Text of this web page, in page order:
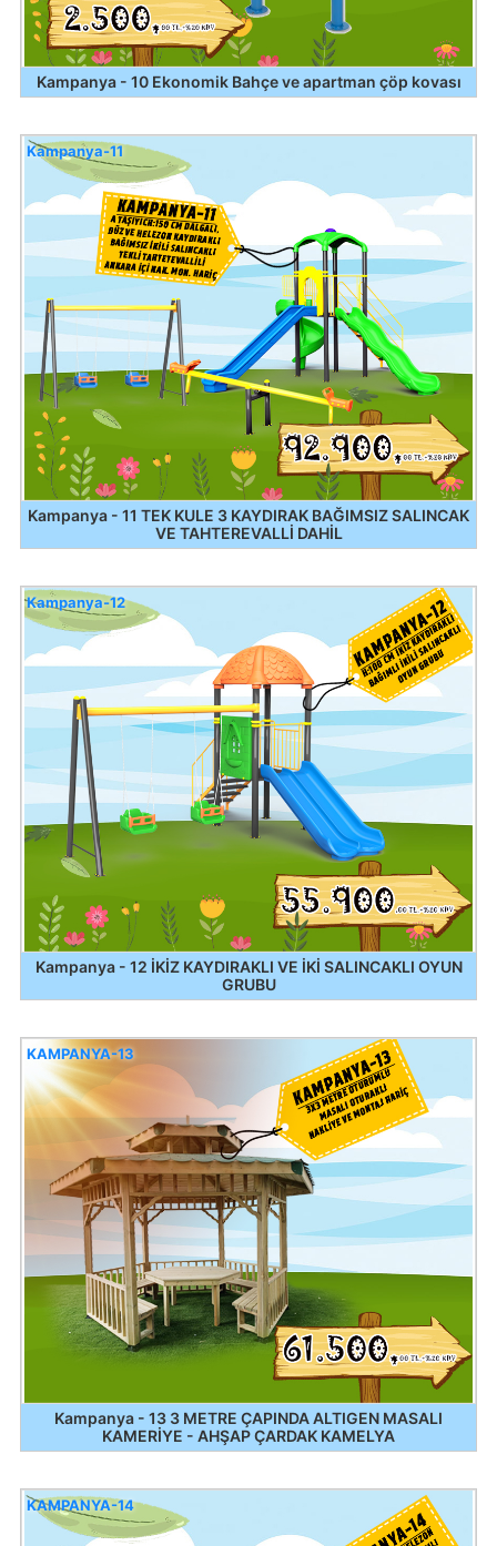
Kampanya - 10 Ekonomik Bahçe ve apartman çöp kovası
Kampanya - 11 TEK KULE 3 KAYDIRAK BAĞIMSIZ SALINCAK
VE TAHTEREVALLİ DAHİL
Kampanya-11
Kampanya - 12 İKİZ KAYDIRAKLI VE İKİ SALINCAKLI OYUN
GRUBU
Kampanya-12
Kampanya - 13 3 METRE ÇAPINDA ALTIGEN MASALI
KAMERİYE - AHŞAP ÇARDAK KAMELYA
KAMPANYA-13
KAMPANYA-14